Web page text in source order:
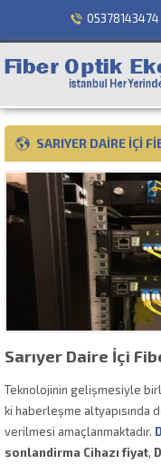
05378143474
SARIYER DAIRE İÇI
Sarıyer Daire İçi
Teknolojinin gelişmesiyle
ki haberleşme altyapısında
verilmesi amaçlanmaktadır.
sonlandirma Cihazı fiyat,